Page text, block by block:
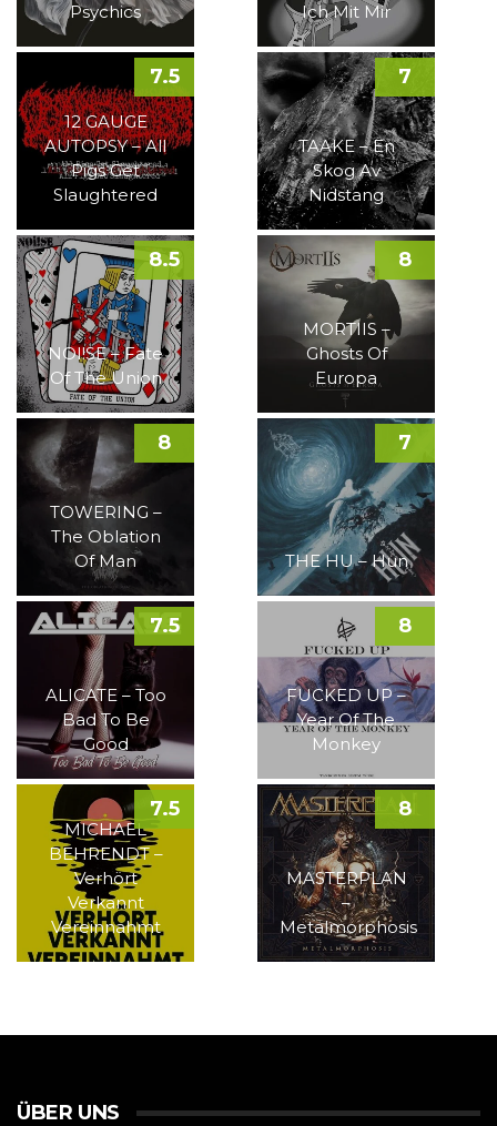
Psychics Ich Mit Mir
12 GAUGE
AUTOPSY – All
Pigs Get
Slaughtered
7.5
TAAKE – En
Skog Av
Nidstang
7
NOI!SE – Fate
Of The Union
8.5
MORTIIS –
Ghosts Of
Europa
8
TOWERING –
The Oblation
Of Man
8
THE HU – Hun
7
ALICATE – Too
Bad To Be
Good
7.5
FUCKED UP –
Year Of The
Monkey
8
MICHAEL
BEHRENDT –
Verhört
Verkannt
Vereinnahmt
7.5
MASTERPLAN
–
Metalmorphosis
8
ÜBER UNS